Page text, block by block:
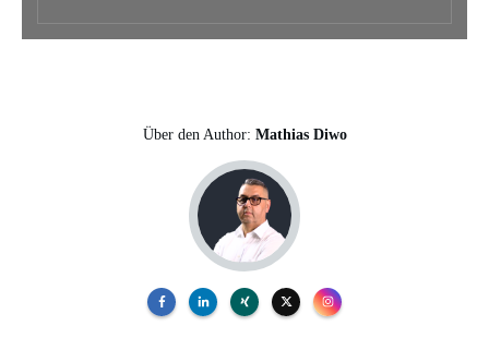
Über den Author: Mathias Diwo